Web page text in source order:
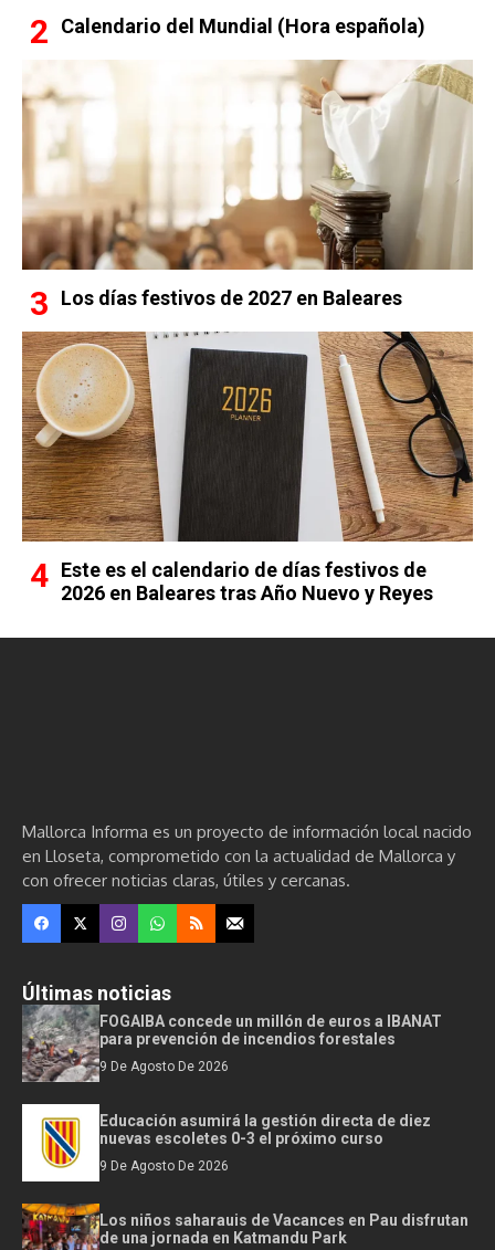
Calendario del Mundial (Hora española)
Los días festivos de 2027 en Baleares
Este es el calendario de días festivos de
2026 en Baleares tras Año Nuevo y Reyes
Mallorca Informa es un proyecto de información local nacido
en Lloseta, comprometido con la actualidad de Mallorca y
con ofrecer noticias claras, útiles y cercanas.
Últimas noticias
FOGAIBA concede un millón de euros a IBANAT
para prevención de incendios forestales
9 De Agosto De 2026
Educación asumirá la gestión directa de diez
nuevas escoletes 0-3 el próximo curso
9 De Agosto De 2026
Los niños saharauis de Vacances en Pau disfrutan
de una jornada en Katmandu Park